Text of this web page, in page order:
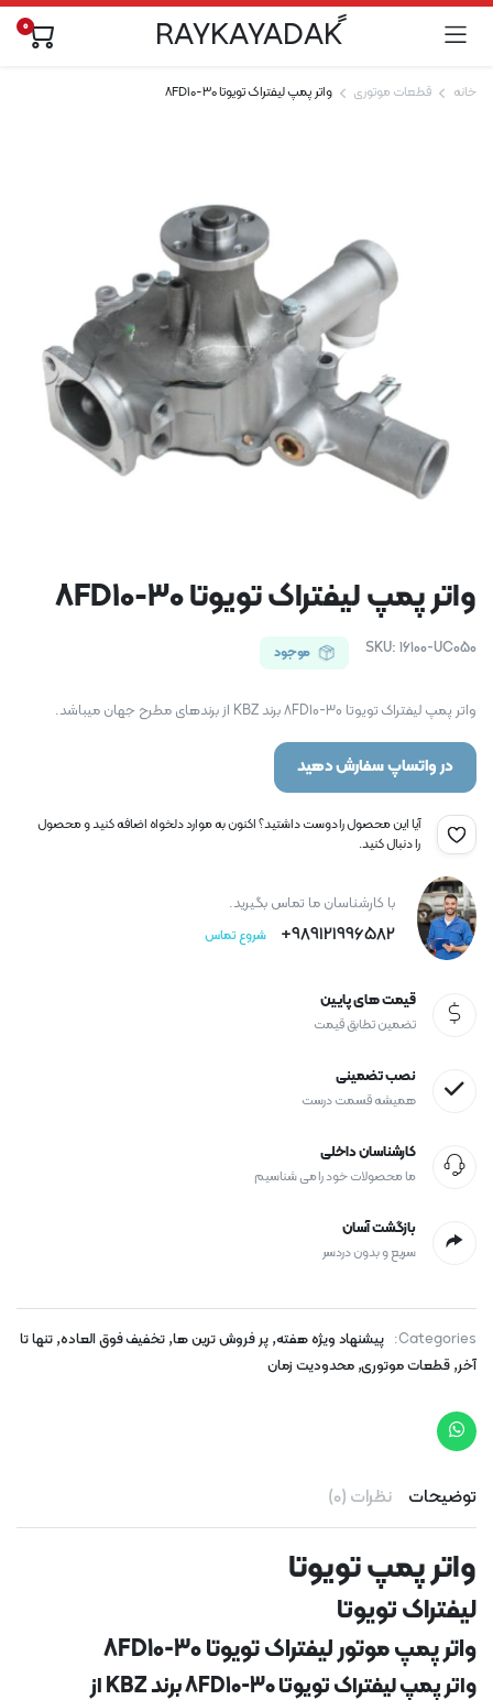
ًRAYKAYADAK 0
خانه قطعات موتوری واتر پمپ لیفتراک تویوتا 8FD10-30
واتر پمپ لیفتراک تویوتا 8FD10-30
SKU: 16100-UC050 موجود
واتر پمپ لیفتراک تویوتا 8FD10-30 برند KBZ از برندهای مطرح جهان میباشد.
در واتساپ سفارش دهید
آیا این محصول را دوست داشتید؟ اکنون به موارد دلخواه اضافه کنید و محصول
را دنبال کنید.
با کارشناسان ما تماس بگیرید.
989121996582+ شروع تماس
قیمت های پایین
تضمین تطابق قیمت
نصب تضمینی
همیشه قسمت درست
کارشناسان داخلی
ما محصولات خود را می شناسیم
بازگشت آسان
سریع و بدون دردسر
Categories: پیشنهاد ویژه هفته,پر فروش ترین ها, تخفیف فوق العاده,تنها تا
آخر, قطعات موتوری,محدودیت زمان
توضیحات نظرات (0)
واتر پمپ تویوتا
لیفتراک تویوتا
واتر پمپ موتور لیفتراک تویوتا 8FD10-30
واتر پمپ لیفتراک تویوتا 8FD10-30 برند KBZ از